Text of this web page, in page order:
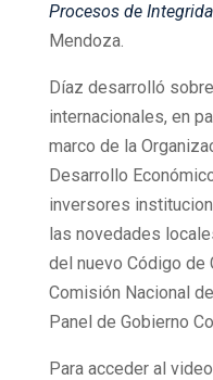
Procesos de
Mendoza.
Díaz desarrolló
internacionales, en
marco de la
Desarrollo
inversores
las novedades
del nuevo Código de
Comisión Nacional
Panel de Gobierno
Para acceder al